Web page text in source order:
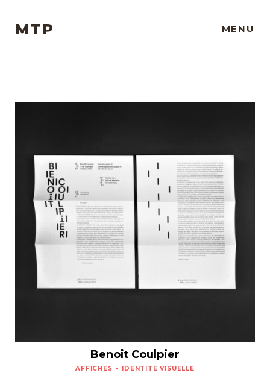
MTP MENU
AFFICHES IDENTITÉ VISUELLE
Benoît Coulpier